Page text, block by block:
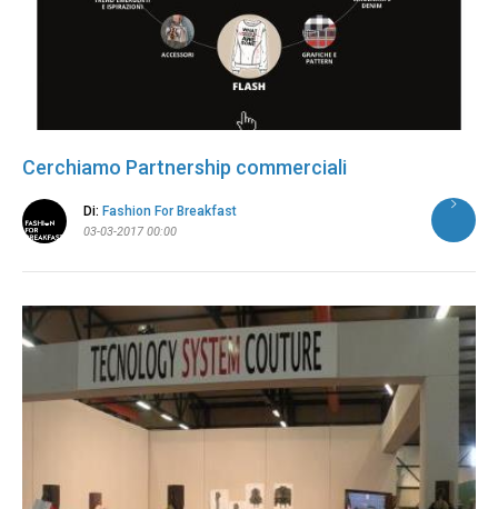
Cerchiamo Partnership commerciali
Di: Fashion For Breakfast
03-03-2017 00:00